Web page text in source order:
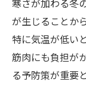
寒さが加わる冬
が生じることか
特に気温が低い
筋肉にも負担が
る予防策が重要